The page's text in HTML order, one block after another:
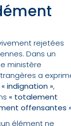
rejetées
Dans un
ministère
a
indignation »,
« totalement
offensantes
élément ne